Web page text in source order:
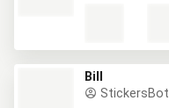
Bill
StickersBot